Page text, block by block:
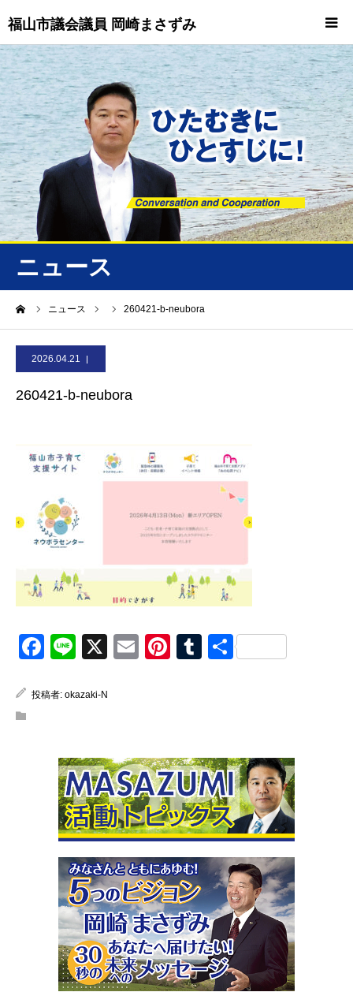
福山市議会議員 岡崎まさずみ
ニュース
ニュース 260421-b-neubora
2026.04.21
260421-b-neubora
Facebook
Line
X EmailPinterest
Tumblr
共
投稿者: okazaki-N
HOME
重要情報
プロフィール
ニュース/トピックス
ニュース